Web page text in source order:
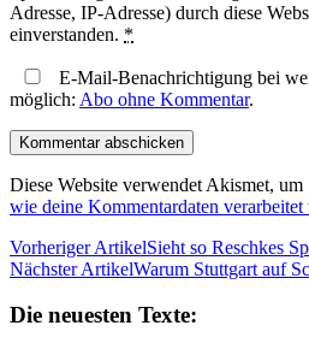
Adresse, IP-Adresse) durch diese
einverstanden. *
E-Mail-Benachrichtigung bei
möglich: Abo ohne Kommentar.
Diese Website verwendet Akismet, um
wie deine Kommentardaten verarbeitet
Vorheriger ArtikelSieht so Reschkes
Nächster ArtikelWarum Stuttgart auf
Die neuesten Texte: